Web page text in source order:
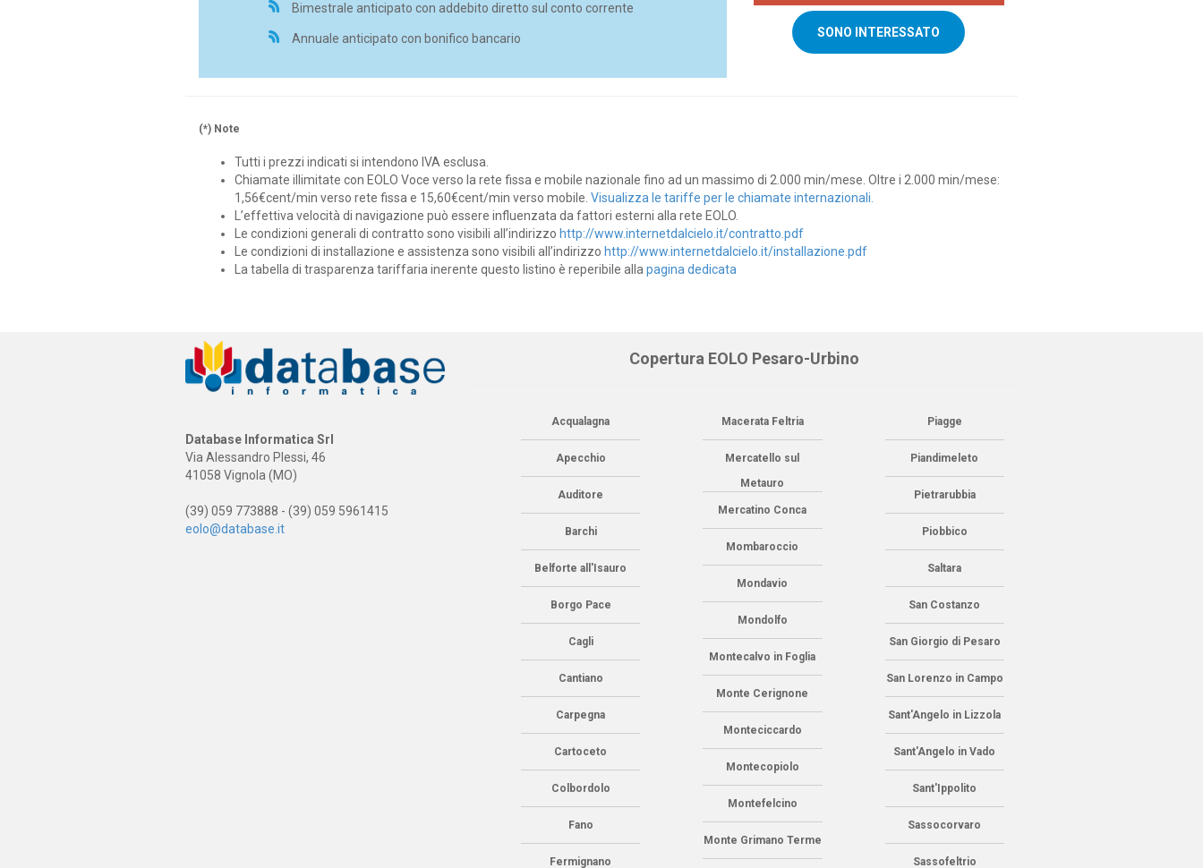
Bimestrale anticipato con addebito diretto sul conto corrente
Annuale anticipato con bonifico bancario SONO INTERESSATO
(*) Note
Tutti i prezzi indicati si intendono IVA esclusa.
Chiamate illimitate con EOLO Voce verso la rete fissa e mobile nazionale fino ad un massimo di 2.000 min/mese. Oltre i 2.000 min/mese:
1,56€cent/min verso rete fissa e 15,60€cent/min verso mobile. Visualizza le tariffe per le chiamate internazionali.
L’effettiva velocità di navigazione può essere influenzata da fattori esterni alla rete EOLO.
Le condizioni generali di contratto sono visibili all’indirizzo http://www.internetdalcielo.it/contratto.pdf
Le condizioni di installazione e assistenza sono visibili all’indirizzo http://www.internetdalcielo.it/installazione.pdf
La tabella di trasparenza tariffaria inerente questo listino è reperibile alla pagina dedicata
Database Informatica Srl
Via Alessandro Plessi, 46
41058 Vignola (MO)
(39) 059 773888 - (39) 059 5961415
eolo@database.it
Copertura EOLO Pesaro-Urbino
Acqualagna
Apecchio
Auditore
Barchi
Belforte all'Isauro
Borgo Pace
Cagli
Cantiano
Carpegna
Cartoceto
Colbordolo
Fano
Fermignano
Macerata Feltria
Mercatello sul
Metauro
Mercatino Conca
Mombaroccio
Mondavio
Mondolfo
Montecalvo in Foglia
Monte Cerignone
Monteciccardo
Montecopiolo
Montefelcino
Monte Grimano Terme
Piagge
Piandimeleto
Pietrarubbia
Piobbico
Saltara
San Costanzo
San Giorgio di Pesaro
San Lorenzo in Campo
Sant'Angelo in Lizzola
Sant'Angelo in Vado
Sant'Ippolito
Sassocorvaro
Sassofeltrio